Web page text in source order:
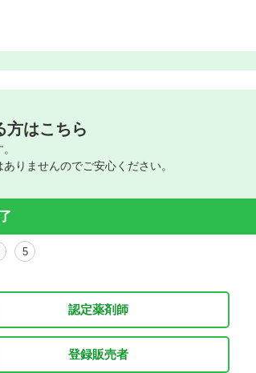
方はこちら
りませんのでご安心ください。
5
認定薬剤師
登録販売者